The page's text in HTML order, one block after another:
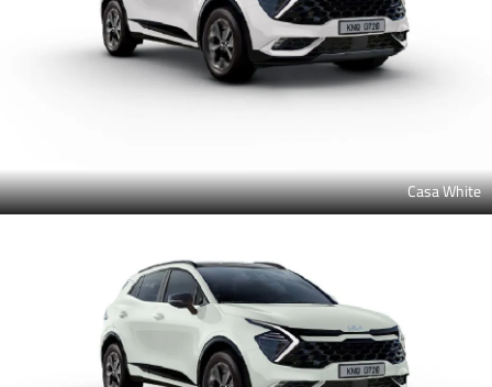
Casa White